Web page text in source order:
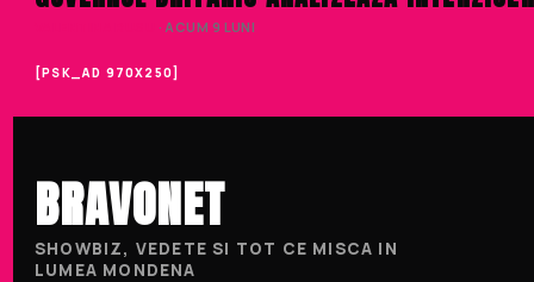
· ACUM 9 LUNI
[PSK_AD 970X250]
BRAVONET
SHOWBIZ, VEDETE SI TOT CE MISCA IN
LUMEA MONDENA